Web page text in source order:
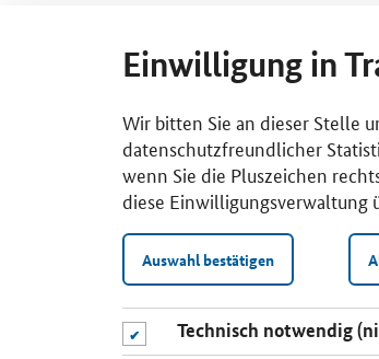
Einwilligung in
Wir bitten Sie an dieser Stelle
datenschutzfreundlicher
wenn Sie die Pluszeichen
diese Einwilligungsverwaltung
Auswahl bestätigen
Technisch notwendig